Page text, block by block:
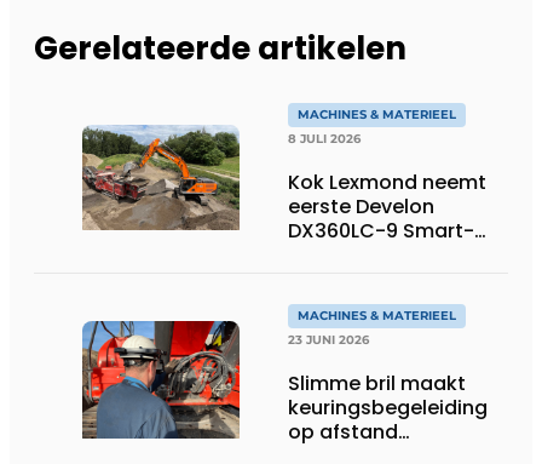
Gerelateerde artikelen
MACHINES & MATERIEEL
8 JULI 2026
Kok Lexmond neemt
eerste Develon
DX360LC-9 Smart-
MACHINES & MATERIEEL
23 JUNI 2026
Slimme bril maakt
keuringsbegeleiding
op afstand